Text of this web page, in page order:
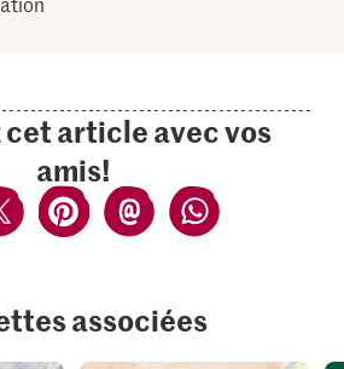
article avec vos
amis!
associées